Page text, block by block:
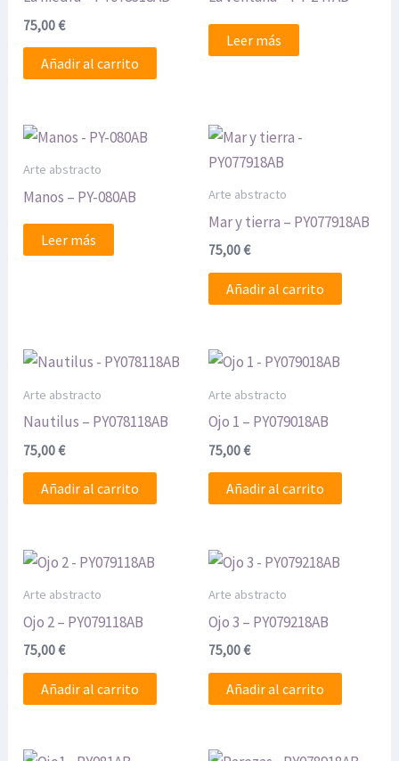
75,00€
Añadir al carrito
Leer más
Arte abstracto
Manos – PY-080AB
Leer más
Arte abstracto
Mar y tierra – PY077918AB
75,00€
Añadir al carrito
Arte abstracto
Nautilus – PY078118AB
75,00€
Añadir al carrito
Arte abstracto
Ojo 1 – PY079018AB
75,00€
Añadir al carrito
Arte abstracto
Ojo 2 – PY079118AB
75,00€
Añadir al carrito
Arte abstracto
Ojo 3 – PY079218AB
75,00€
Añadir al carrito